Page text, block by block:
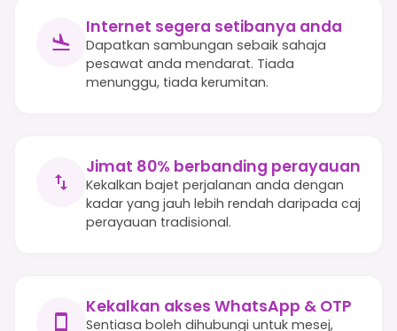
Internet segera setibanya anda
Dapatkan sambungan sebaik sahaja
pesawat anda mendarat. Tiada
menunggu, tiada kerumitan.
Jimat 80% berbanding perayauan
Kekalkan bajet perjalanan anda dengan
kadar yang jauh lebih rendah daripada caj
perayauan tradisional.
Kekalkan akses WhatsApp & OTP
Sentiasa boleh dihubungi untuk mesej,